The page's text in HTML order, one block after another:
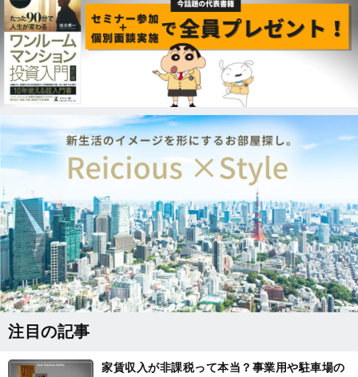
注目の記事
家賃収入が非課税って本当？事業用や駐車場の